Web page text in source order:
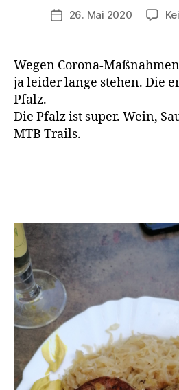
Veröffentlichungsdatum
26. Mai 2020
Wegen Corona-
ja leider lange stehen. Die
Pfalz.
Die Pfalz ist super. Wein,
MTB Trails.